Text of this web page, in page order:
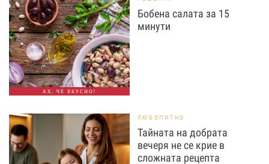
АХ, ЧЕ ВКУСНО!
Бобена салата за 15
минути
ЛЮБОПИТНО
Тайната на добрата
вечеря не се крие в
сложната рецепта